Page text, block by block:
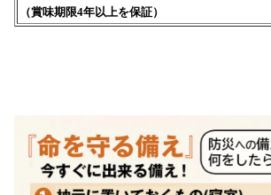
（賞味期限4年以上を保証）